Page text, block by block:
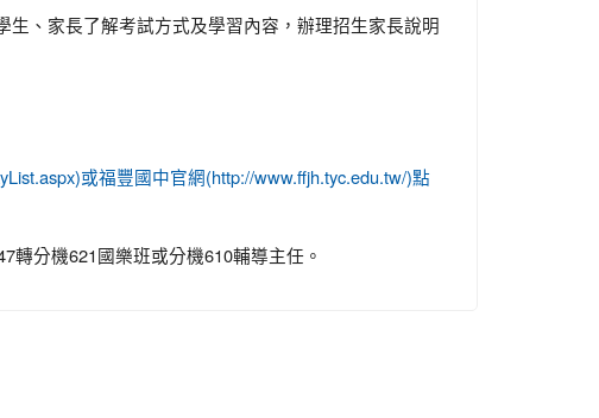
、家長了解考試方式及學習內容，辦理招生家長說明
或福豐國中官網(http://www.ffjh.tyc.edu.tw/)點
轉分機621國樂班或分機610輔導主任。